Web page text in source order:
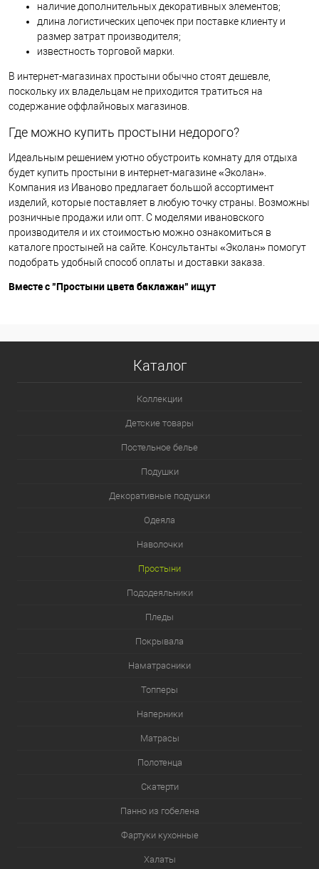
наличие дополнительных декоративных элементов;
длина логистических цепочек при поставке клиенту и
размер затрат производителя;
известность торговой марки.
В интернет-магазинах простыни обычно стоят дешевле,
поскольку их владельцам не приходится тратиться на
содержание оффлайновых магазинов.
Где можно купить простыни недорого?
Идеальным решением уютно обустроить комнату для отдыха
будет купить простыни в интернет-магазине «Эколан».
Компания из Иваново предлагает большой ассортимент
изделий, которые поставляет в любую точку страны. Возможны
розничные продажи или опт. С моделями ивановского
производителя и их стоимостью можно ознакомиться в
каталоге простыней на сайте. Консультанты «Эколан» помогут
подобрать удобный способ оплаты и доставки заказа.
Вместе с "Простыни цвета баклажан" ищут
Каталог
Коллекции
Детские товары
Постельное белье
Подушки
Декоративные подушки
Одеяла
Наволочки
Простыни
Пододеяльники
Пледы
Покрывала
Наматрасники
Топперы
Наперники
Матрасы
Полотенца
Скатерти
Панно из гобелена
Фартуки кухонные
Халаты